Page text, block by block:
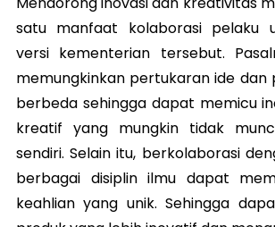
satu manfaat kolaborasi pelaku
versi kementerian tersebut.
memungkinkan pertukaran ide dan
berbeda sehingga dapat memicu
kreatif yang mungkin tidak
sendiri. Selain itu, berkolaborasi
berbagai disiplin ilmu dapat
keahlian yang unik. Sehingga